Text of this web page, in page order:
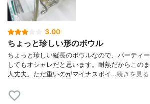
3.00
ちょっと珍しい形のボウル
ちょっと珍しい縦長のボウルなので、パーティ
してもオシャレだと思います。耐熱だからこの
大丈夫。ただ重いのがマイナスポイ…続きを見る